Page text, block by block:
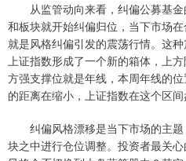
从监管动向来看，纠偏公募基金
和板块就开始纠偏归位，当下市场
就是风格纠偏引发的震荡行情。这
上证指数形成了一个新的箱体，上
方强支撑位就是年线，本周年线的
的距离在缩小，上证指数在这个区间
纠偏风格漂移是当下市场的主题
块之中进行仓位调整。投资者最关